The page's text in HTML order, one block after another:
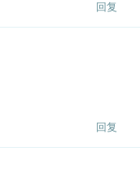
回复
回复